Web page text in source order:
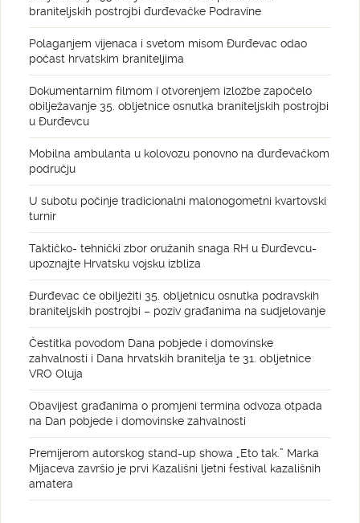
braniteljskih postrojbi đurđevačke Podravine
Polaganjem vijenaca i svetom misom Đurđevac odao
počast hrvatskim braniteljima
Dokumentarnim filmom i otvorenjem izložbe započelo
obilježavanje 35. obljetnice osnutka braniteljskih postrojbi
u Đurđevcu
Mobilna ambulanta u kolovozu ponovno na đurđevačkom
području
U subotu počinje tradicionalni malonogometni kvartovski
turnir
Taktičko- tehnički zbor oružanih snaga RH u Đurđevcu-
upoznajte Hrvatsku vojsku izbliza
Đurđevac će obilježiti 35. obljetnicu osnutka podravskih
braniteljskih postrojbi – poziv građanima na sudjelovanje
Čestitka povodom Dana pobjede i domovinske
zahvalnosti i Dana hrvatskih branitelja te 31. obljetnice
VRO Oluja
Obavijest građanima o promjeni termina odvoza otpada
na Dan pobjede i domovinske zahvalnosti
Premijerom autorskog stand-up showa „Eto tak.” Marka
Mijaceva završio je prvi Kazališni ljetni festival kazališnih
amatera